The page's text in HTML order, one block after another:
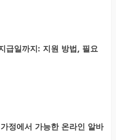
급일까지: 지원 방법, 필요
정에서 가능한 온라인 알바